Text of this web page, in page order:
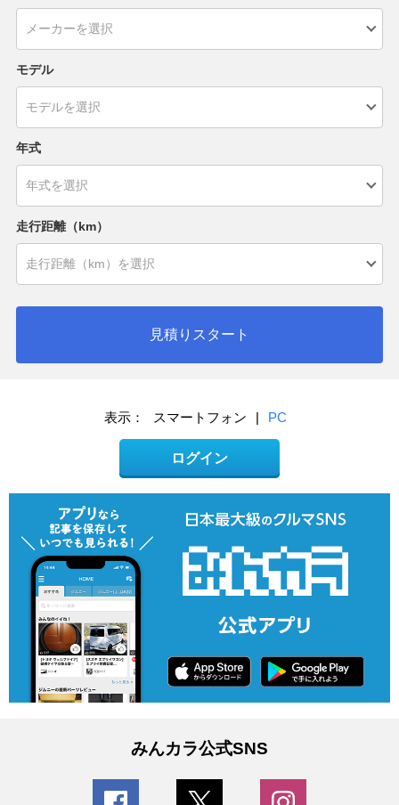
モデル
年式
走行距離（km）
見積りスタート
表示： スマートフォン | PC
ログイン
みんカラ公式SNS